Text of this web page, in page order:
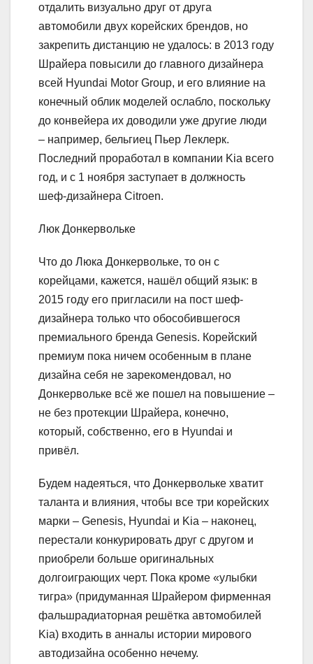
отдалить визуально друг от друга
автомобили двух корейских брендов, но
закрепить дистанцию не удалось: в 2013 году
Шрайера повысили до главного дизайнера
всей Hyundai Motor Group, и его влияние на
конечный облик моделей ослабло, поскольку
до конвейера их доводили уже другие люди
– например, бельгиец Пьер Леклерк.
Последний проработал в компании Kia всего
год, и с 1 ноября заступает в должность
шеф-дизайнера Citroen.
Люк Донкервольке
Что до Люка Донкервольке, то он с
корейцами, кажется, нашёл общий язык: в
2015 году его пригласили на пост шеф-
дизайнера только что обособившегося
премиального бренда Genesis. Корейский
премиум пока ничем особенным в плане
дизайна себя не зарекомендовал, но
Донкервольке всё же пошел на повышение –
не без протекции Шрайера, конечно,
который, собственно, его в Hyundai и
привёл.
Будем надеяться, что Донкервольке хватит
таланта и влияния, чтобы все три корейских
марки – Genesis, Hyundai и Kia – наконец,
перестали конкурировать друг с другом и
приобрели больше оригинальных
долгоиграющих черт. Пока кроме «улыбки
тигра» (придуманная Шрайером фирменная
фальшрадиаторная решётка автомобилей
Kia) входить в анналы истории мирового
автодизайна особенно нечему.